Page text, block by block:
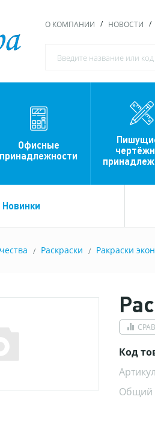
О КОМПАНИИ НОВОСТИ
Офисные
принадлежности
Новинки
Раскраски Ракраски
Код
Общий